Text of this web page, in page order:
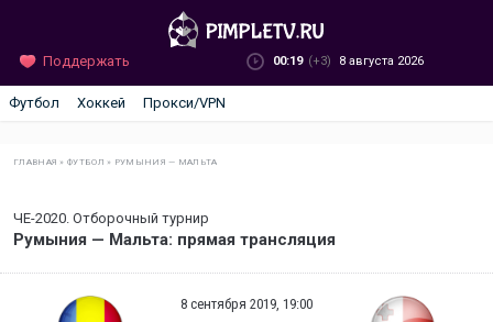
Поддержать 00:19 (+3) 8 августа 2026
Футбол Хоккей Прокси/VPN
ГЛАВНАЯ »ФУТБОЛ » РУМЫНИЯ — МАЛЬТА
ЧЕ-2020. Отборочный турнир
Румыния — Мальта: прямая трансляция
8 сентября 2019, 19:00